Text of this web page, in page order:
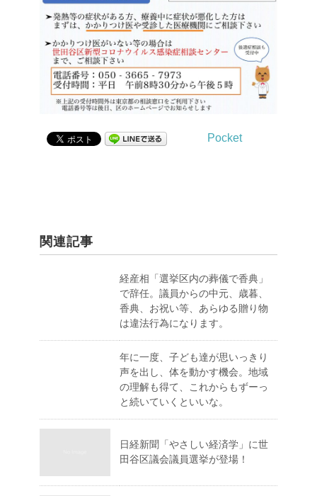
Pocket
関連記事
経産相「選挙区内の葬儀で香典」
で辞任。議員からの中元、歳暮、
香典、お祝い等、あらゆる贈り物
は違法行為になります。
年に一度、子ども達が思いっきり
声を出し、体を動かす機会。地域
の理解も得て、これからもずーっ
と続いていくといいな。
日経新聞「やさしい経済学」に世
田谷区議会議員選挙が登場！